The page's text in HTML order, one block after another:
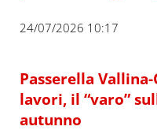
24/07/2026 10:17
Passerella
lavori, il “varo”
autunno